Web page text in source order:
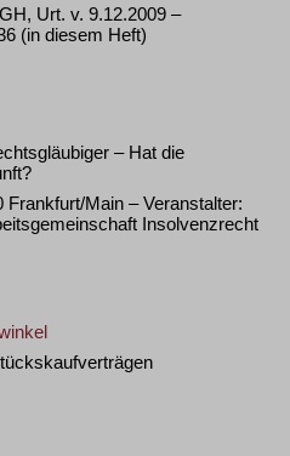
Urt. v. 9.12.2009 –
(in diesem Heft)
– Hat die
Main – Veranstalter:
Insolvenzrecht